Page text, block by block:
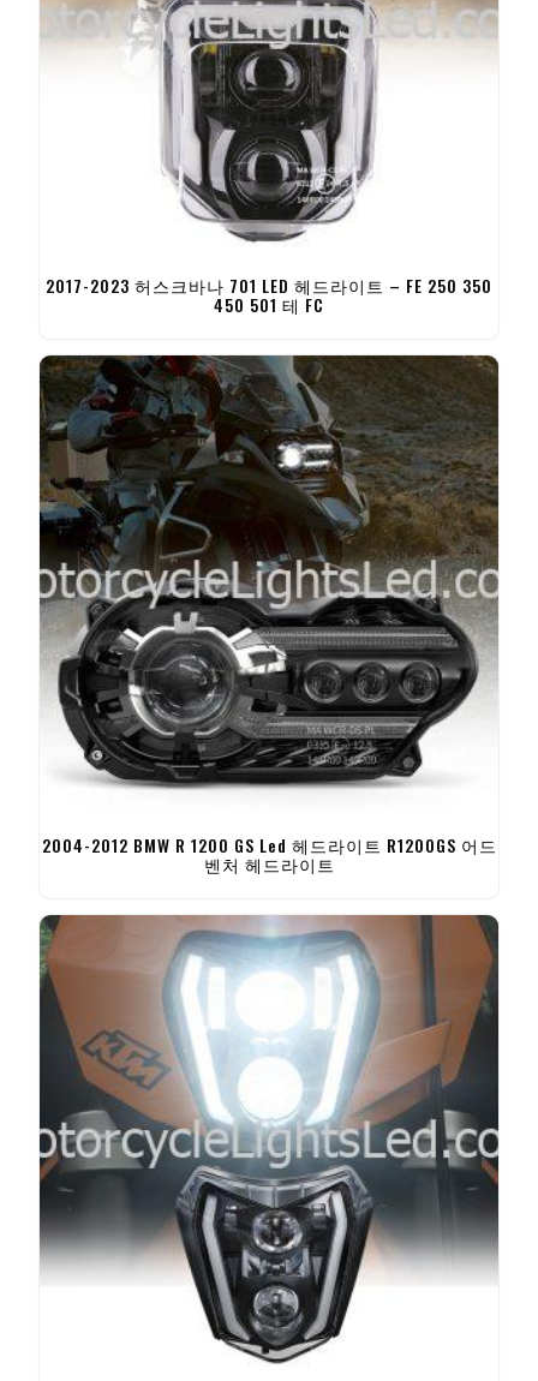
2017-2023 허스크바나 701 LED 헤드라이트 – FE 250 350
450 501 테 FC
2004-2012 BMW R 1200 GS Led 헤드라이트 R1200GS 어드
벤처 헤드라이트